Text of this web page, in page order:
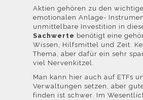
Aktien gehören zu den
emotionalen Anlage-
unmittelbare Investition in
Sachwerte benötigt eine
Wissen, Hilfsmittel und Zeit.
Thema, aber dafür ein sehr
viel Nervenkitzel.
Man kann hier auch auf ETFs
Verwaltungen setzen, aber
finden ist schwer. Im